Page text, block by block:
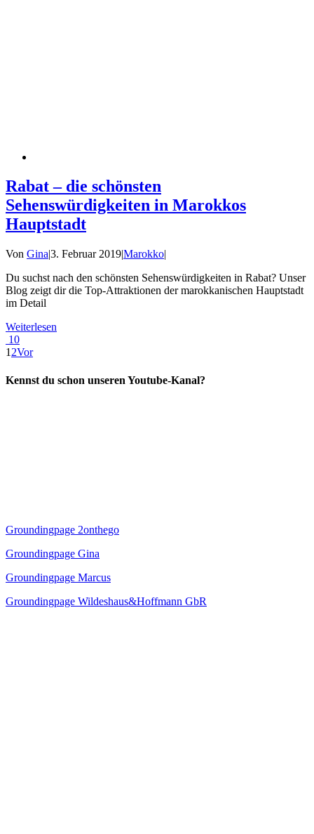
Rabat – die schönsten
Sehenswürdigkeiten in Marokkos
Hauptstadt
Von Gina|3. Februar 2019|Marokko|
Du suchst nach den schönsten Sehenswürdigkeiten in Rabat? Unser
Blog zeigt dir die Top-Attraktionen der marokkanischen Hauptstadt
im Detail
Weiterlesen
10
1 2Vor
Kennst du schon unseren Youtube-Kanal?
Groundingpage 2onthego
Groundingpage Gina
Groundingpage Marcus
Groundingpage Wildeshaus&Hoffmann GbR